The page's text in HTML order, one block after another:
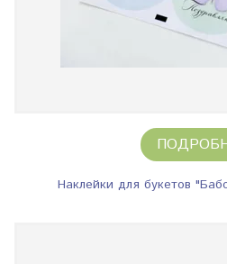
Наклейки для букетов